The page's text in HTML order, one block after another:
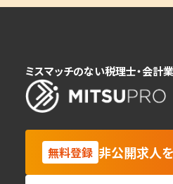
ミスマッチのない税理士・会計
無料登録 非公開求人